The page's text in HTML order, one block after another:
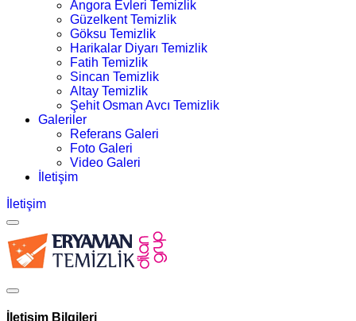
Angora Evleri Temizlik
Güzelkent Temizlik
Göksu Temizlik
Harikalar Diyarı Temizlik
Fatih Temizlik
Sincan Temizlik
Altay Temizlik
Şehit Osman Avcı Temizlik
Galeriler
Referans Galeri
Foto Galeri
Video Galeri
İletişim
İletişim
İletişim Bilgileri